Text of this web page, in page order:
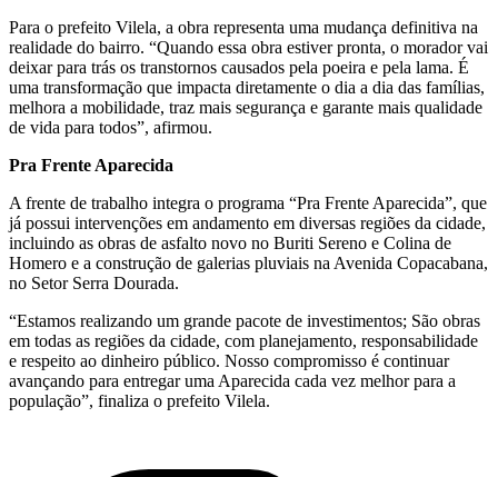
Para o prefeito Vilela, a obra representa uma mudança definitiva na
realidade do bairro. “Quando essa obra estiver pronta, o morador vai
deixar para trás os transtornos causados pela poeira e pela lama. É
uma transformação que impacta diretamente o dia a dia das famílias,
melhora a mobilidade, traz mais segurança e garante mais qualidade
de vida para todos”, afirmou.
Pra Frente Aparecida
A frente de trabalho integra o programa “Pra Frente Aparecida”, que
já possui intervenções em andamento em diversas regiões da cidade,
incluindo as obras de asfalto novo no Buriti Sereno e Colina de
Homero e a construção de galerias pluviais na Avenida Copacabana,
no Setor Serra Dourada.
“Estamos realizando um grande pacote de investimentos; São obras
em todas as regiões da cidade, com planejamento, responsabilidade
e respeito ao dinheiro público. Nosso compromisso é continuar
avançando para entregar uma Aparecida cada vez melhor para a
população”, finaliza o prefeito Vilela.